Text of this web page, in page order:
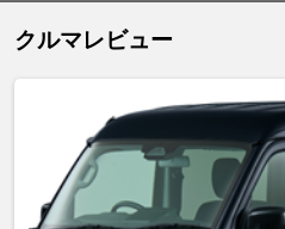
クルマレビュー